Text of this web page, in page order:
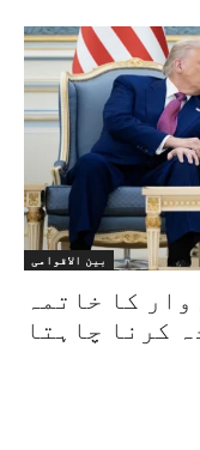
بین الاقوامی
کا خاتمہ
کرنا چاہتا